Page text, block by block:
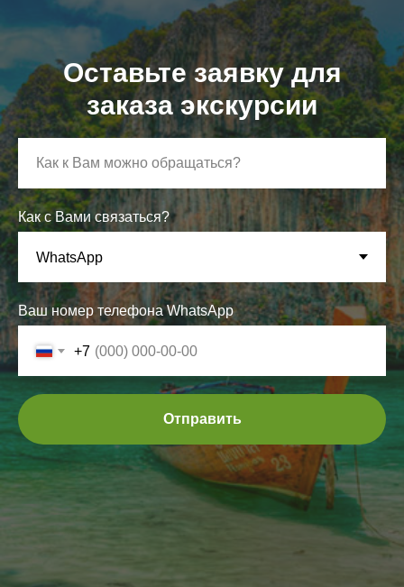
Оставьте заявку для
заказа экскурсии
Как с Вами связаться?
Ваш номер телефона WhatsApp
+7
Отправить